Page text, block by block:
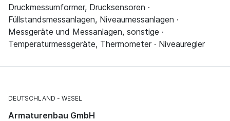
Druckmessumformer, Drucksensoren ·
Füllstandsmessanlagen, Niveaumessanlagen ·
Messgeräte und Messanlagen, sonstige ·
Temperaturmessgeräte, Thermometer · Niveauregler
DEUTSCHLAND WESEL
Armaturenbau GmbH